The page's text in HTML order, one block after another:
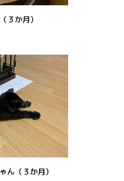
３か月）
ん（３か月）